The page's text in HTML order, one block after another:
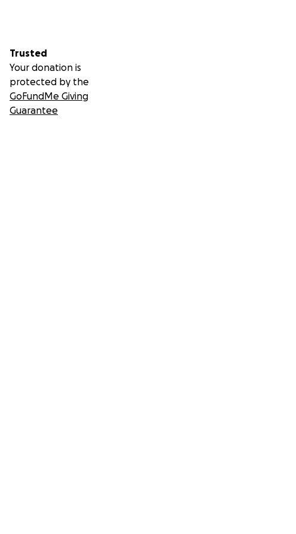
Trusted
Your donation is
protected by the
GoFundMe Giving
Guarantee